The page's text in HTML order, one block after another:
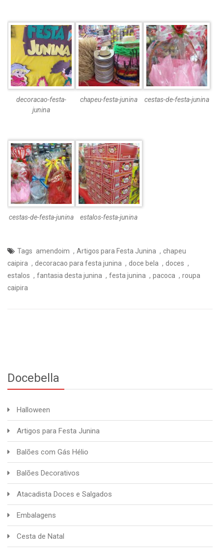
decoracao-festa-
junina
chapeu-festa-junina cestas-de-festa-junina
cestas-de-festa-junina estalos-festa-junina
Tags amendoim , Artigos para Festa Junina , chapeu
caipira , decoracao para festa junina , doce bela , doces ,
estalos , fantasia desta junina , festa junina , pacoca , roupa
caipira
Docebella
Halloween
Artigos para Festa Junina
Balões com Gás Hélio
Balões Decorativos
Atacadista Doces e Salgados
Embalagens
Cesta de Natal